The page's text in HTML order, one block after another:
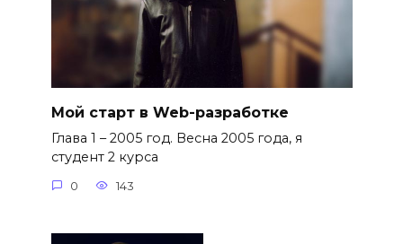
Мой старт в Web-разработке
Глава 1 – 2005 год. Весна 2005 года, я
студент 2 курса
0 143